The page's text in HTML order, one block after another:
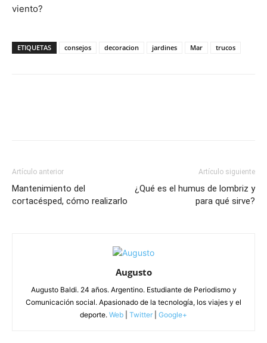
viento?
ETIQUETAS consejos decoracion jardines Mar trucos
Artículo anterior
Mantenimiento del
cortacésped, cómo realizarlo
Artículo siguiente
¿Qué es el humus de lombriz y
para qué sirve?
Augusto
Augusto Baldi. 24 años. Argentino. Estudiante de Periodismo y
Comunicación social. Apasionado de la tecnología, los viajes y el
deporte. Web Twitter Google+